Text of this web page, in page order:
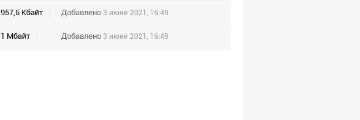
957,6 Кбайт Добавлено 3 июня 2021, 16:49
1 Мбайт Добавлено 3 июня 2021, 16:49